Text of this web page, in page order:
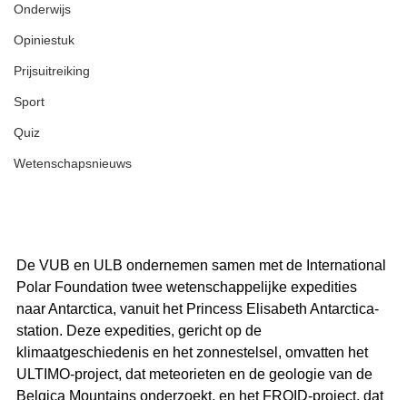
Onderwijs
Opiniestuk
Prijsuitreiking
Sport
Quiz
Wetenschapsnieuws
De VUB en ULB ondernemen samen met de International
Polar Foundation twee wetenschappelijke expedities
naar Antarctica, vanuit het Princess Elisabeth Antarctica-
station. Deze expedities, gericht op de
klimaatgeschiedenis en het zonnestelsel, omvatten het
ULTIMO-project, dat meteorieten en de geologie van de
Belgica Mountains onderzoekt, en het FROID-project, dat